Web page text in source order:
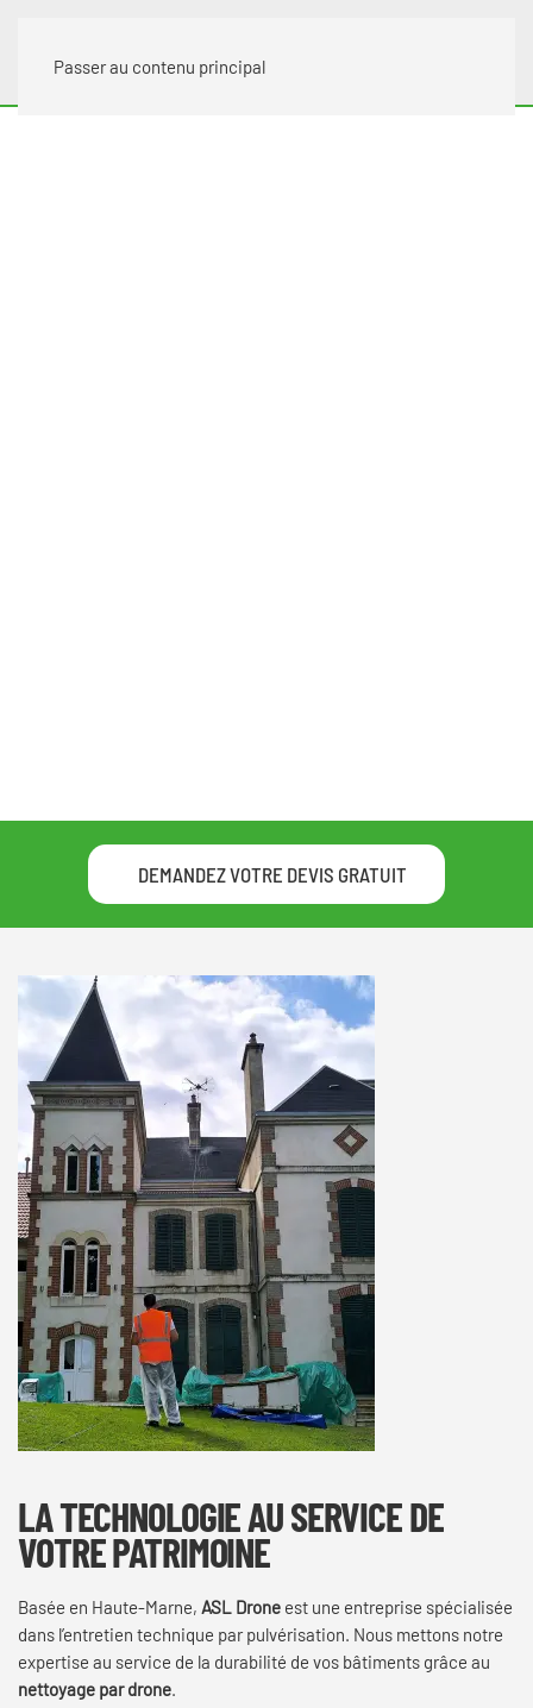
Passer au contenu principal
DEMANDEZ VOTRE DEVIS GRATUIT
LA TECHNOLOGIE AU SERVICE DE
VOTRE PATRIMOINE
Basée en Haute-Marne, ASL Drone est une entreprise spécialisée
dans l’entretien technique par pulvérisation. Nous mettons notre
expertise au service de la durabilité de vos bâtiments grâce au
nettoyage par drone.